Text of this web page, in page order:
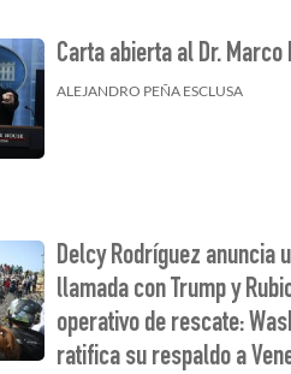
Carta abierta al Dr. Marco
ALEJANDRO PEÑA ESCLUSA
Delcy Rodríguez anuncia
llamada con Trump y
operativo de rescate:
ratifica su respaldo a